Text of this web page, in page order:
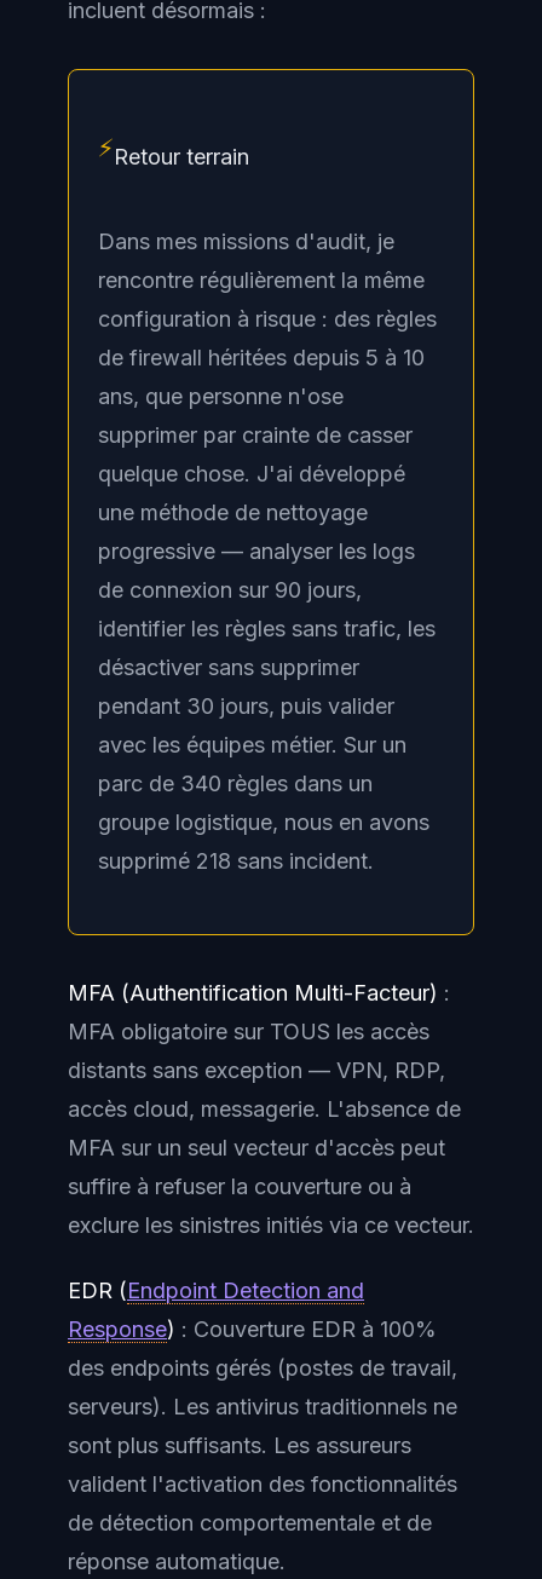
incluent désormais :
⚡Retour terrain
Dans mes missions d'audit, je
rencontre régulièrement la même
configuration à risque : des règles
de firewall héritées depuis 5 à 10
ans, que personne n'ose
supprimer par crainte de casser
quelque chose. J'ai développé
une méthode de nettoyage
progressive — analyser les logs
de connexion sur 90 jours,
identifier les règles sans trafic, les
désactiver sans supprimer
pendant 30 jours, puis valider
avec les équipes métier. Sur un
parc de 340 règles dans un
groupe logistique, nous en avons
supprimé 218 sans incident.
MFA (Authentification Multi-Facteur) :
MFA obligatoire sur TOUS les accès
distants sans exception — VPN, RDP,
accès cloud, messagerie. L'absence de
MFA sur un seul vecteur d'accès peut
suffire à refuser la couverture ou à
exclure les sinistres initiés via ce vecteur.
EDR (Endpoint Detection and
Response) : Couverture EDR à 100%
des endpoints gérés (postes de travail,
serveurs). Les antivirus traditionnels ne
sont plus suffisants. Les assureurs
valident l'activation des fonctionnalités
de détection comportementale et de
réponse automatique.